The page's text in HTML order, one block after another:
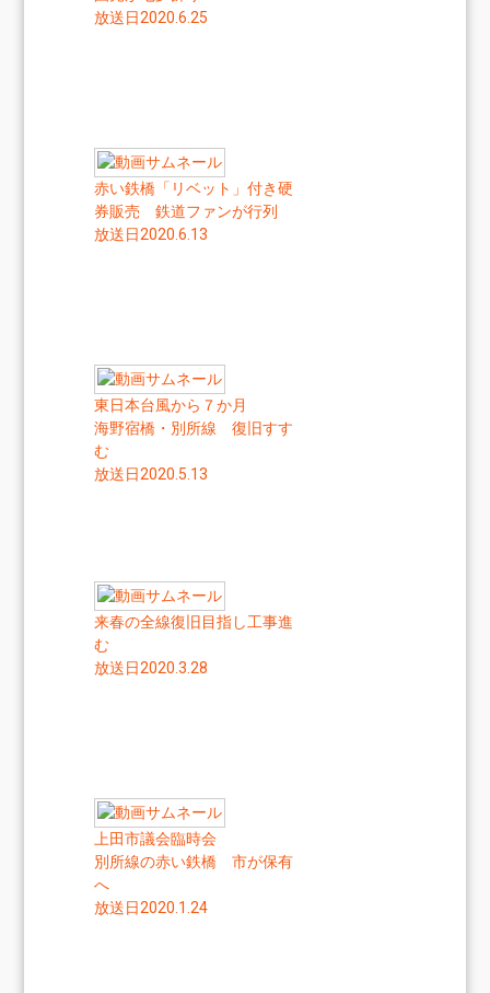
放送日2020.6.25
赤い鉄橋「リベット」付き硬
券販売 鉄道ファンが行列
放送日2020.6.13
東日本台風から７か月
海野宿橋・別所線 復旧すす
む
放送日2020.5.13
来春の全線復旧目指し工事進
む
放送日2020.3.28
上田市議会臨時会
別所線の赤い鉄橋 市が保有
へ
放送日2020.1.24